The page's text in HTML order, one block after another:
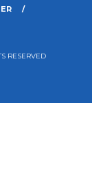
RESERVED